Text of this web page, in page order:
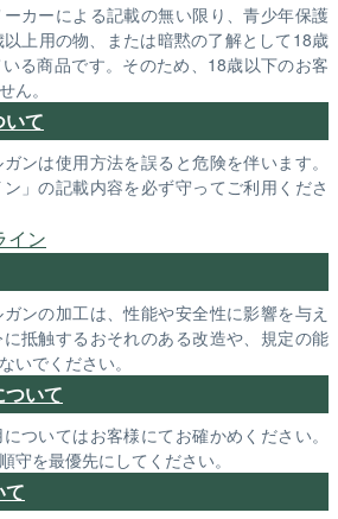
カーによる記載の無い限り、青少年保護
上用の物、または暗黙の了解として18歳
る商品です。そのため、18歳以下のお客
ん。
て
ンは使用方法を誤ると危険を伴います。
ン」の記載内容を必ず守ってご利用くださ
イン
ンの加工は、性能や安全性に影響を与え
抵触するおそれのある改造や、規定の能
いでください。
いて
ついてはお客様にてお確かめください。
守を最優先にしてください。
て